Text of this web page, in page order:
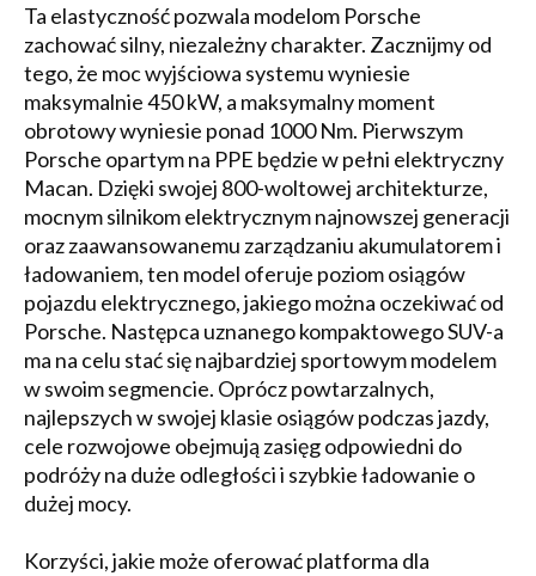
Ta elastyczność pozwala modelom Porsche
zachować silny, niezależny charakter. Zacznijmy od
tego, że moc wyjściowa systemu wyniesie
maksymalnie 450 kW, a maksymalny moment
obrotowy wyniesie ponad 1000 Nm. Pierwszym
Porsche opartym na PPE będzie w pełni elektryczny
Macan. Dzięki swojej 800-woltowej architekturze,
mocnym silnikom elektrycznym najnowszej generacji
oraz zaawansowanemu zarządzaniu akumulatorem i
ładowaniem, ten model oferuje poziom osiągów
pojazdu elektrycznego, jakiego można oczekiwać od
Porsche. Następca uznanego kompaktowego SUV-a
ma na celu stać się najbardziej sportowym modelem
w swoim segmencie. Oprócz powtarzalnych,
najlepszych w swojej klasie osiągów podczas jazdy,
cele rozwojowe obejmują zasięg odpowiedni do
podróży na duże odległości i szybkie ładowanie o
dużej mocy.
Korzyści, jakie może oferować platforma dla